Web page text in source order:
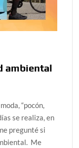
sí
a Colombia
que
así avanza
defendiendo
ambiental
“pocón,
se realiza, en
pregunté si
Me